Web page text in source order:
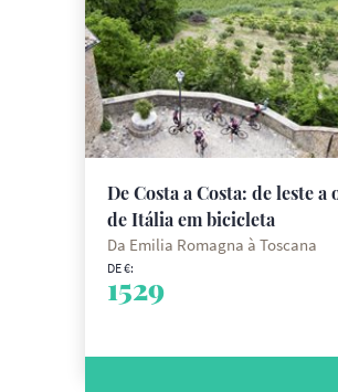
De Costa a Costa: de leste a
de Itália em bicicleta
Da Emilia Romagna à Toscana
DE €:
1529